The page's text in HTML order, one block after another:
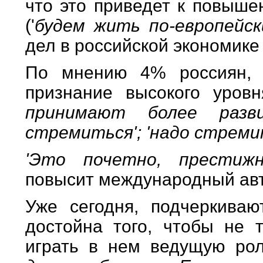
что это приведет к
('будем жить по-
дел в российской
По мнению 4% россиян,
признание высокого
принимают более
стремиться'; 'надо
'Это почетно,
повысит международный
Уже сегодня,
достойна того, чтобы не
играть в нем ведущую